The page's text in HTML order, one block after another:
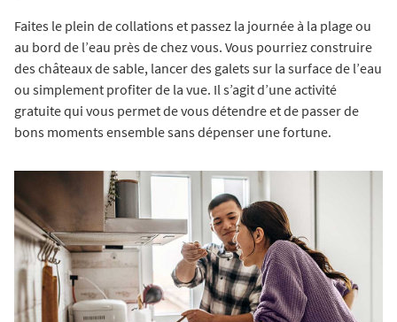
Faites le plein de collations et passez la journée à la plage ou
au bord de l’eau près de chez vous. Vous pourriez construire
des châteaux de sable, lancer des galets sur la surface de l’eau
ou simplement profiter de la vue. Il s’agit d’une activité
gratuite qui vous permet de vous détendre et de passer de
bons moments ensemble sans dépenser une fortune.